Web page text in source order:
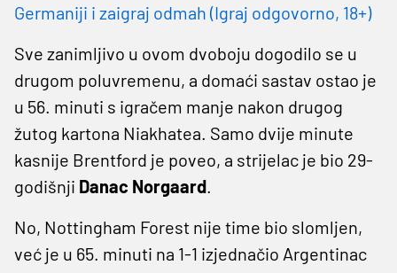
Germaniji i zaigraj odmah (Igraj odgovorno, 18+)
Sve zanimljivo u ovom dvoboju dogodilo se u
drugom poluvremenu, a domaći sastav ostao je
u 56. minuti s igračem manje nakon drugog
žutog kartona Niakhatea. Samo dvije minute
kasnije Brentford je poveo, a strijelac je bio 29-
godišnji Danac Norgaard.
No, Nottingham Forest nije time bio slomljen,
već je u 65. minuti na 1-1 izjednačio Argentinac